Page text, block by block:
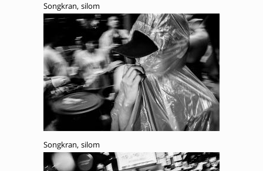
Songkran, silom
Songkran, silom